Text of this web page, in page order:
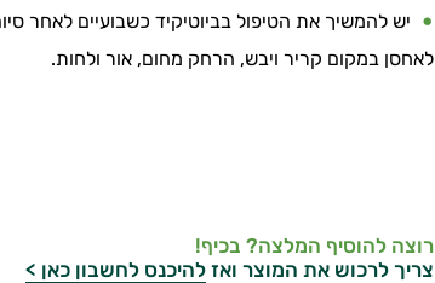
יש להמשיך את הטיפול בביוטיקיד כשבועיים לאחר
לאחסן במקום קריר ויבש, הרחק מחום, אור ולחות.
רוצה להוסיף המלצה? בכיף!
צריך לרכוש את המוצר ואז להיכנס לחשבון כאן >